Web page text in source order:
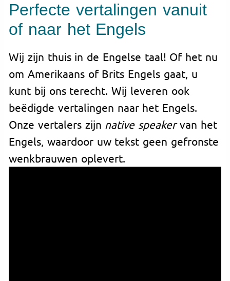
Perfecte vertalingen vanuit
of naar het Engels
Wij zijn thuis in de Engelse taal! Of het nu
om Amerikaans of Brits Engels gaat, u
kunt bij ons terecht. Wij leveren ook
beëdigde vertalingen naar het Engels.
Onze vertalers zijn native speakervan het
Engels, waardoor uw tekst geen gefronste
wenkbrauwen oplevert.